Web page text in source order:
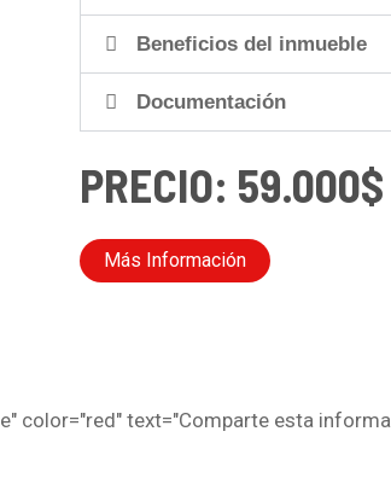
Beneficios del inmueble
Documentación
PRECIO: 59.000$
Más Información
color="red" text="Comparte esta